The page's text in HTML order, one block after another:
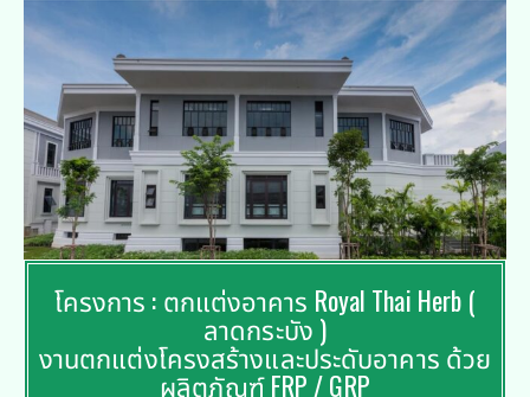
โครงการ : ตกแต่งอาคาร Royal Thai Herb (
ลาดกระบัง )
งานตกแต่งโครงสร้างและประดับอาคาร ด้วย
ผลิตภัณฑ์ FRP / GRP